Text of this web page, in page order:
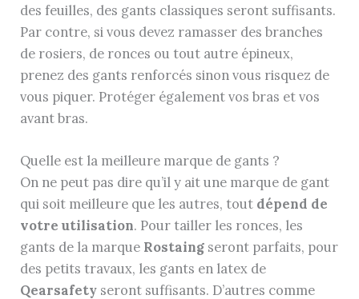
des feuilles, des gants classiques seront suffisants.
Par contre, si vous devez ramasser des branches
de rosiers, de ronces ou tout autre épineux,
prenez des gants renforcés sinon vous risquez de
vous piquer. Protéger également vos bras et vos
avant bras.
Quelle est la meilleure marque de gants ?
On ne peut pas dire qu’il y ait une marque de gant
qui soit meilleure que les autres, tout dépend de
votre utilisation. Pour tailler les ronces, les
gants de la marque Rostaing seront parfaits, pour
des petits travaux, les gants en latex de
Qearsafety seront suffisants. D’autres comme